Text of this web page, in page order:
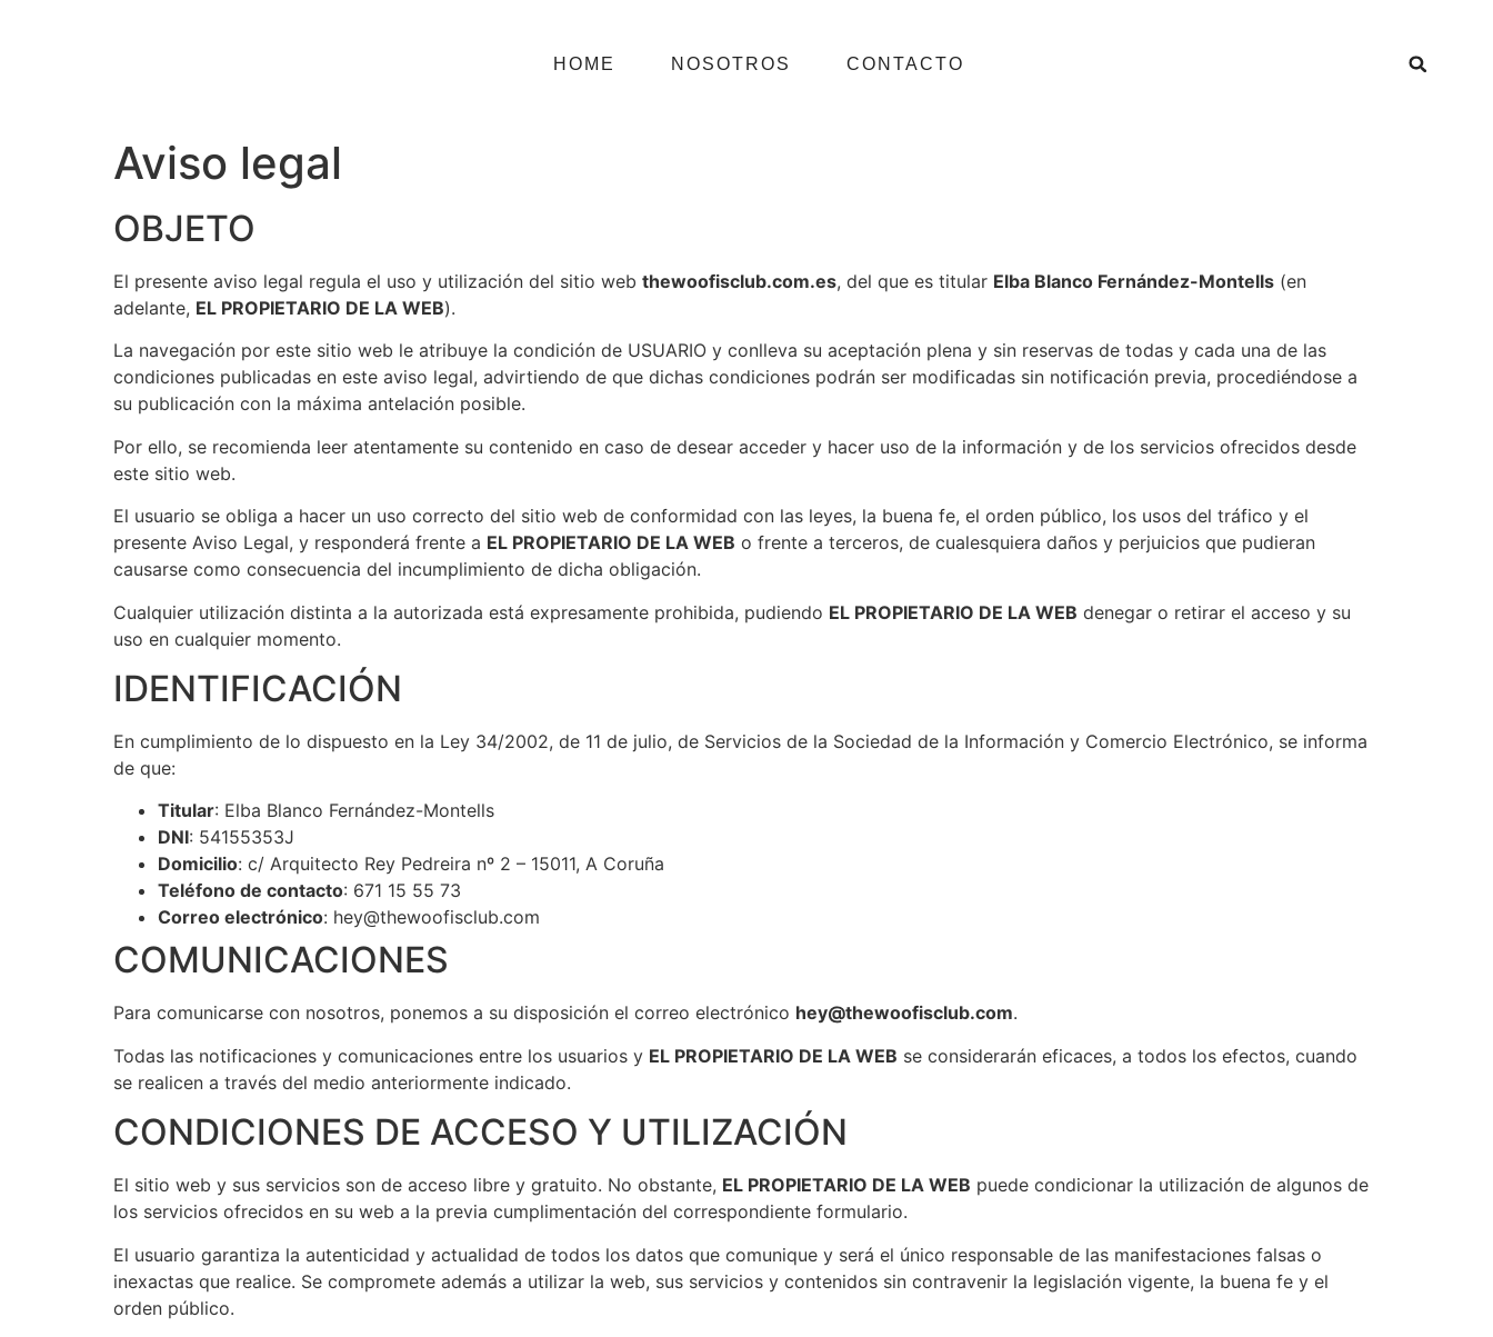
HOME NOSOTROS CONTACTO
Aviso legal
OBJETO
El presente aviso legal regula el uso y utilización del sitio web thewoofisclub.com.es, del que es titular Elba Blanco Fernández-Montells (en
adelante, EL PROPIETARIO DE LA WEB).
La navegación por este sitio web le atribuye la condición de USUARIO y conlleva su aceptación plena y sin reservas de todas y cada una de las
condiciones publicadas en este aviso legal, advirtiendo de que dichas condiciones podrán ser modificadas sin notificación previa, procediéndose a
su publicación con la máxima antelación posible.
Por ello, se recomienda leer atentamente su contenido en caso de desear acceder y hacer uso de la información y de los servicios ofrecidos desde
este sitio web.
El usuario se obliga a hacer un uso correcto del sitio web de conformidad con las leyes, la buena fe, el orden público, los usos del tráfico y el
presente Aviso Legal, y responderá frente a EL PROPIETARIO DE LA WEB o frente a terceros, de cualesquiera daños y perjuicios que pudieran
causarse como consecuencia del incumplimiento de dicha obligación.
Cualquier utilización distinta a la autorizada está expresamente prohibida, pudiendo EL PROPIETARIO DE LA WEB denegar o retirar el acceso y su
uso en cualquier momento.
IDENTIFICACIÓN
En cumplimiento de lo dispuesto en la Ley 34/2002, de 11 de julio, de Servicios de la Sociedad de la Información y Comercio Electrónico, se informa
de que:
Titular: Elba Blanco Fernández-Montells
DNI: 54155353J
Domicilio: c/ Arquitecto Rey Pedreira nº 2 – 15011, A Coruña
Teléfono de contacto: 671 15 55 73
Correo electrónico: hey@thewoofisclub.com
COMUNICACIONES
Para comunicarse con nosotros, ponemos a su disposición el correo electrónico hey@thewoofisclub.com.
Todas las notificaciones y comunicaciones entre los usuarios y EL PROPIETARIO DE LA WEB se considerarán eficaces, a todos los efectos, cuando
se realicen a través del medio anteriormente indicado.
CONDICIONES DE ACCESO Y UTILIZACIÓN
El sitio web y sus servicios son de acceso libre y gratuito. No obstante, EL PROPIETARIO DE LA WEB puede condicionar la utilización de algunos de
los servicios ofrecidos en su web a la previa cumplimentación del correspondiente formulario.
El usuario garantiza la autenticidad y actualidad de todos los datos que comunique y será el único responsable de las manifestaciones falsas o
inexactas que realice. Se compromete además a utilizar la web, sus servicios y contenidos sin contravenir la legislación vigente, la buena fe y el
orden público.